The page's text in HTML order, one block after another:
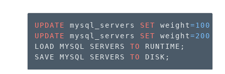
UPDATE mysql_servers SET weight=100
UPDATE
mysql_servers SET weight=200
LOAD MYSQL SERVERS TO
RUNTIME;
SAVE MYSQL SERVERS TO DISK;